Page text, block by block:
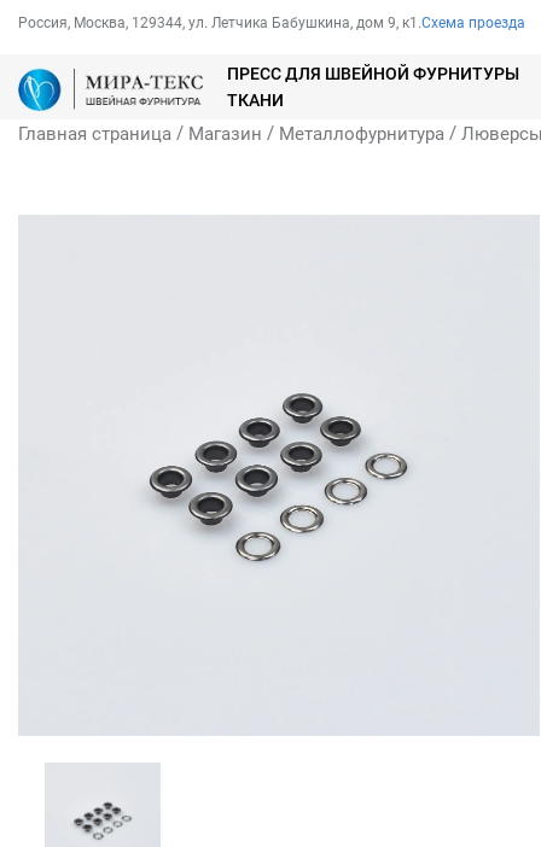
Россия, Москва, 129344, ул. Летчика Бабушкина, дом 9, к1.Схема проезда
ПРЕСС ДЛЯ ШВЕЙНОЙ ФУРНИТУРЫ
ТКАНИ
Главная страница / Магазин / Металлофурнитура / Люверсы